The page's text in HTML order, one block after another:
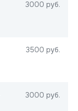
3000 руб.
3500 руб.
3000 руб.